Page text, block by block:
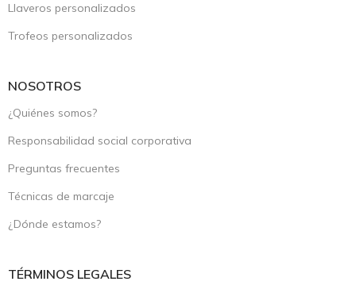
Llaveros personalizados
Trofeos personalizados
NOSOTROS
¿Quiénes somos?
Responsabilidad social corporativa
Preguntas frecuentes
Técnicas de marcaje
¿Dónde estamos?
TÉRMINOS LEGALES